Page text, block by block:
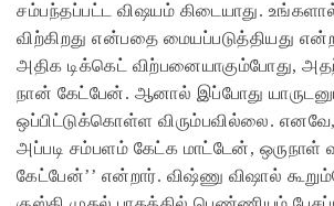
சம்பந்தப்பட்ட விஷயம் கிடையாது.
விற்கிறது என்பதை மையப்படுத்தியது
அதிக டிக்கெட் விற்பனையாகும்போது,
நான் கேட்பேன். ஆனால் இப்போது
ஒப்பிட்டுக்கொள்ள விரும்பவில்லை.
அப்படி சம்பளம் கேட்க மாட்டேன், ஒருநாள்
கேட்பேன்’’ என்றார். விஷ்ணு விஷால்